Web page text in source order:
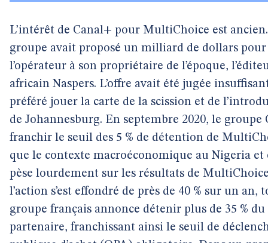
L’intérêt de Canal+ pour MultiChoice est
groupe avait proposé un milliard de dollars
l’opérateur à son propriétaire de l’époque,
africain Naspers. L’offre avait été jugée
préféré jouer la carte de la scission et de
de Johannesburg. En septembre 2020, le
franchir le seuil des 5 % de détention de
que le contexte macroéconomique au Nigeria
pèse lourdement sur les résultats de
l’action s’est effondré de près de 40 % sur un an,
groupe français annonce détenir plus de 35 %
partenaire, franchissant ainsi le seuil de